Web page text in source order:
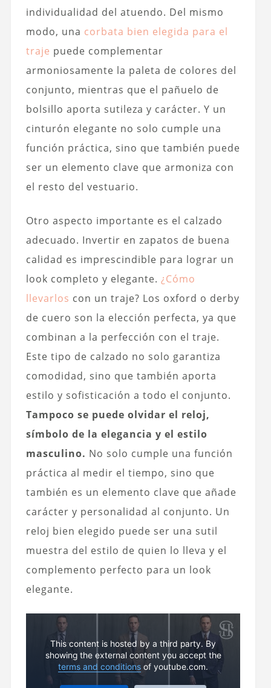
individualidad del atuendo. Del mismo
modo, una corbata bien elegida para el
traje puede complementar
armoniosamente la paleta de colores del
conjunto, mientras que el pañuelo de
bolsillo aporta sutileza y carácter. Y un
cinturón elegante no solo cumple una
función práctica, sino que también puede
ser un elemento clave que armoniza con
el resto del vestuario.
Otro aspecto importante es el calzado
adecuado. Invertir en zapatos de buena
calidad es imprescindible para lograr un
look completo y elegante. ¿Cómo
llevarlos con un traje? Los oxford o derby
de cuero son la elección perfecta, ya que
combinan a la perfección con el traje.
Este tipo de calzado no solo garantiza
comodidad, sino que también aporta
estilo y sofisticación a todo el conjunto.
Tampoco se puede olvidar el reloj,
símbolo de la elegancia y el estilo
masculino. No solo cumple una función
práctica al medir el tiempo, sino que
también es un elemento clave que añade
carácter y personalidad al conjunto. Un
reloj bien elegido puede ser una sutil
muestra del estilo de quien lo lleva y el
complemento perfecto para un look
elegante.
This content is hosted by a third party. By
showing the external content you accept the
terms and conditions of youtube.com.